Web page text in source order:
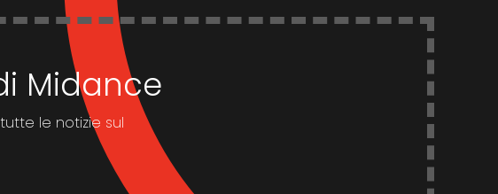
Midance
le notizie sul